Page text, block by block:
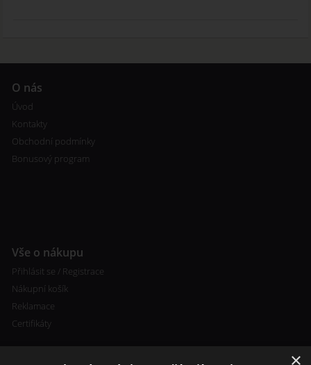
O nás
Úvod
Kontakty
Obchodní podmínky
Bonusový program
Vše o nákupu
Přihlásit se / Registrace
Nákupní košík
Reklamace
Certifikáty
×